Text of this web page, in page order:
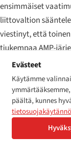
ensimmäiset
liittovaltion
viestinyt, että
tiukempaa AMP-
Ontarion AODA-
tutkittu. Neljä
laajan
julkisesti
saavuttamatta.
Evästeet
Käytämme
päältä, kunnes